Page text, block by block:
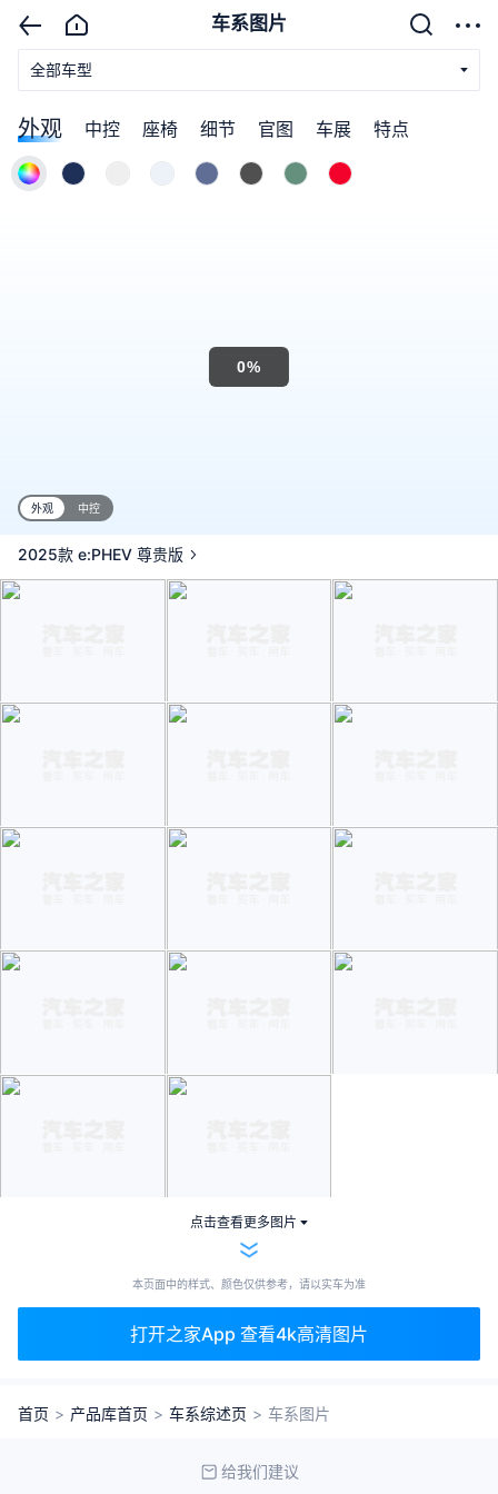
车系图片
全部车型
外观 中控 座椅 细节 官图 车展 特点
外观 中控
2025款 e:PHEV 尊贵版
点击查看更多图片
本页面中的样式、颜色仅供参考，请以实车为准
打开之家App 查看4k高清图片
首页 > 产品库首页 > 车系综述页 > 车系图片
给我们建议